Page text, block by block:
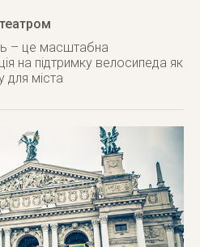
– це масштабна
на підтримку велосипеда як
для міста